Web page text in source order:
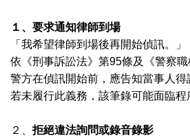
１、要求通知律師到場
「我希望律師到場後再開始偵訊。」
依《刑事訴訟法》第95條及《警察職
警方在偵訊開始前，應告知當事人得
若未履行此義務，該筆錄可能面臨程
２、 拒絕違法詢問或錄音錄影